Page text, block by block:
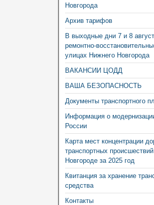
Новгорода
Архив тарифов
В выходные дни 7 и 8
ремонтно-
улицах Нижнего Новгорода
ВАКАНСИИ ЦОДД
ВАША БЕЗОПАСНОСТЬ
Документы транспортного
Информация о
России
Карта мест концентрации
транспортных
Новгороде за 2025 год
Квитанция за хранение
средства
Контакты